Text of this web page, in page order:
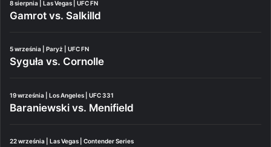
8 sierpnia | Las Vegas | UFC FN
Gamrot vs. Salkilld
5 września | Paryż | UFC FN
Syguła vs. Cornolle
19 września | Los Angeles | UFC 331
Baraniewski vs. Menifield
22 września | Las Vegas | Contender Series